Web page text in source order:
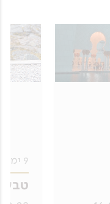
9 ימים - טיול לסקוטלנד
טבע